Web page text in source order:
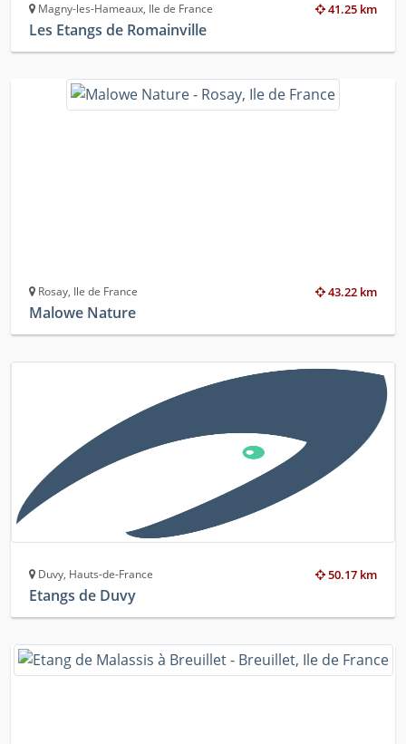
41.25 km
Magny-les-Hameaux, Ile de France
Les Etangs de Romainville
43.22 km
Rosay, Ile de France
Malowe Nature
50.17 km
Duvy, Hauts-de-France
Etangs de Duvy